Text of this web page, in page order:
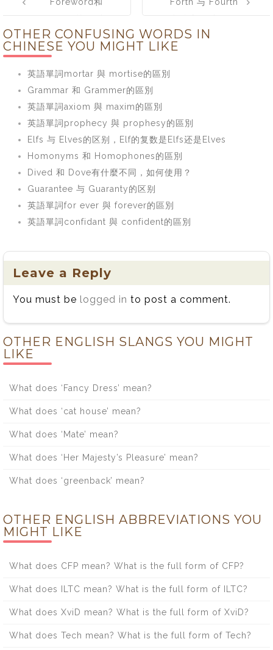
navigation
与联系
OTHER CONFUSING WORDS IN
CHINESE YOU MIGHT LIKE
英語單詞mortar 與 mortise的區別
Grammar 和 Grammer的區別
英語單詞axiom 與 maxim的區別
英語單詞prophecy 與 prophesy的區別
Elfs 与 Elves的区别，Elf的复数是Elfs还是Elves
Homonyms 和 Homophones的區別
Dived 和 Dove有什麼不同，如何使用？
Guarantee 与 Guaranty的区别
英語單詞for ever 與 forever的區別
英語單詞confidant 與 confident的區別
Leave a Reply
You must be logged in to post a comment.
OTHER ENGLISH SLANGS YOU MIGHT
LIKE
What does ‘Fancy Dress’ mean?
What does ‘cat house’ mean?
What does ‘Mate’ mean?
What does ‘Her Majesty’s Pleasure’ mean?
What does ‘greenback’ mean?
OTHER ENGLISH ABBREVIATIONS YOU
MIGHT LIKE
What does CFP mean? What is the full form of CFP?
What does ILTC mean? What is the full form of ILTC?
What does XviD mean? What is the full form of XviD?
What does Tech mean? What is the full form of Tech?